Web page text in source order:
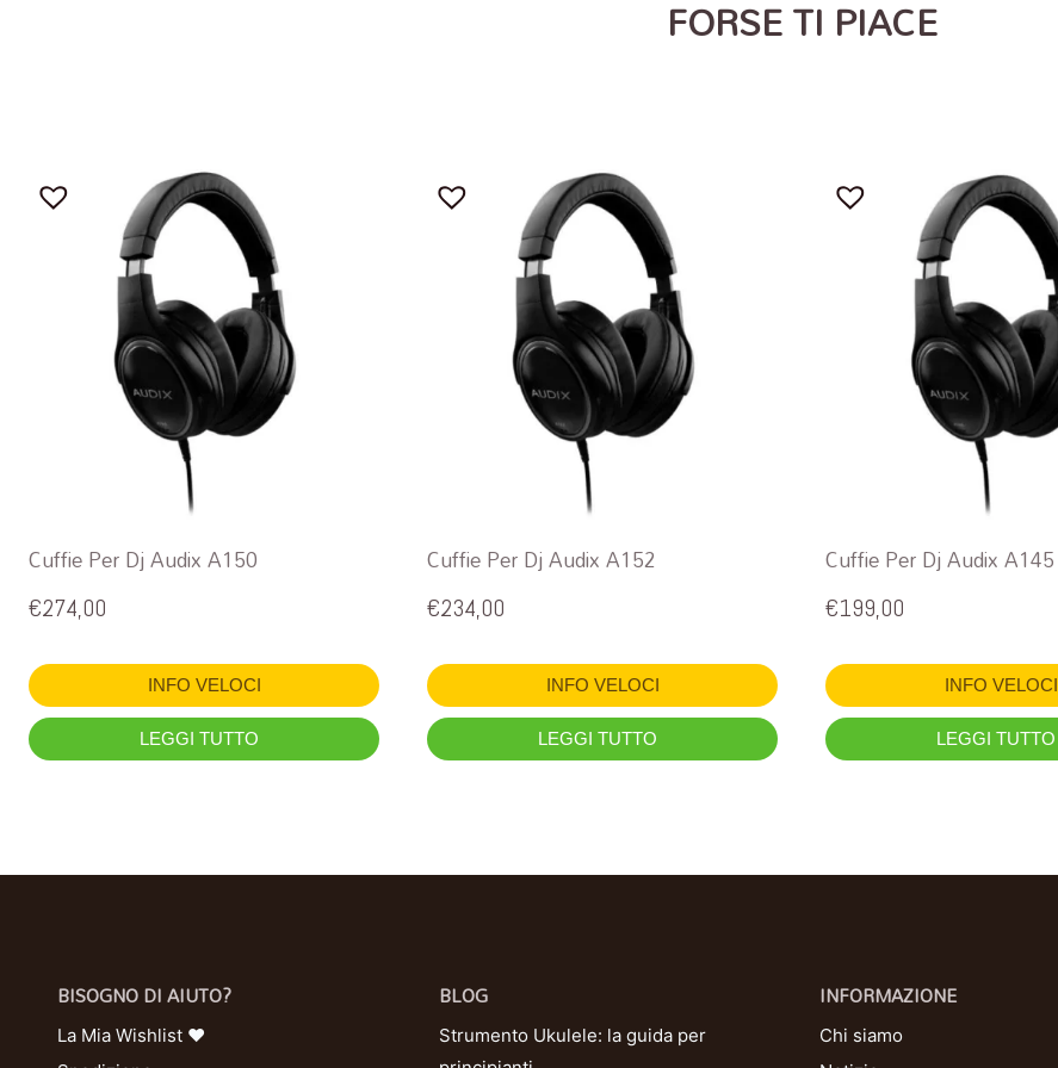
FORSE TI PIACE
Cuffie Per Dj Audix A150
€274,00
INFO VELOCI
LEGGI TUTTO
Cuffie Per Dj Audix A152
€234,00
INFO VELOCI
LEGGI TUTTO
Cuffie Per Dj Audix A145
€199,00
INFO VELOCI
LEGGI TUTTO
BISOGNO DI AIUTO?
La Mia Wishlist ❤
BLOG
Strumento Ukulele: la guida per
INFORMAZIONE
Chi siamo